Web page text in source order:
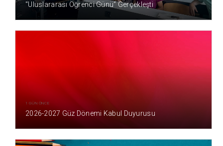
“Uluslararası Öğrenci Günü” Gerçekleşti
1 GÜN ÖNCE
2026-2027 Güz Dönemi Kabul Duyurusu